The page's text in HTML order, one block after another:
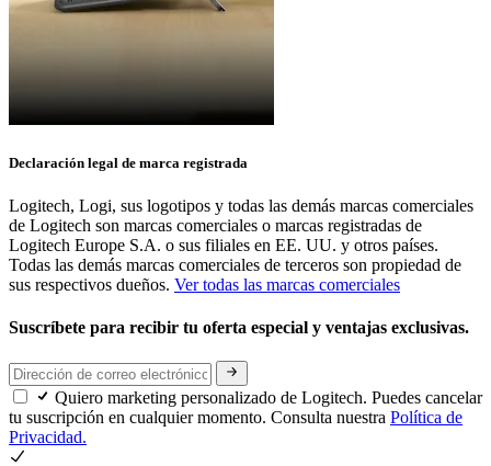
Declaración legal de marca registrada
Logitech, Logi, sus logotipos y todas las demás marcas comerciales
de Logitech son marcas comerciales o marcas registradas de
Logitech Europe S.A. o sus filiales en EE. UU. y otros países.
Todas las demás marcas comerciales de terceros son propiedad de
sus respectivos dueños. Ver todas las marcas comerciales
Suscríbete para recibir tu oferta especial y ventajas exclusivas.
Quiero marketing personalizado de Logitech. Puedes cancelar
tu suscripción en cualquier momento. Consulta nuestra Política de
Privacidad.